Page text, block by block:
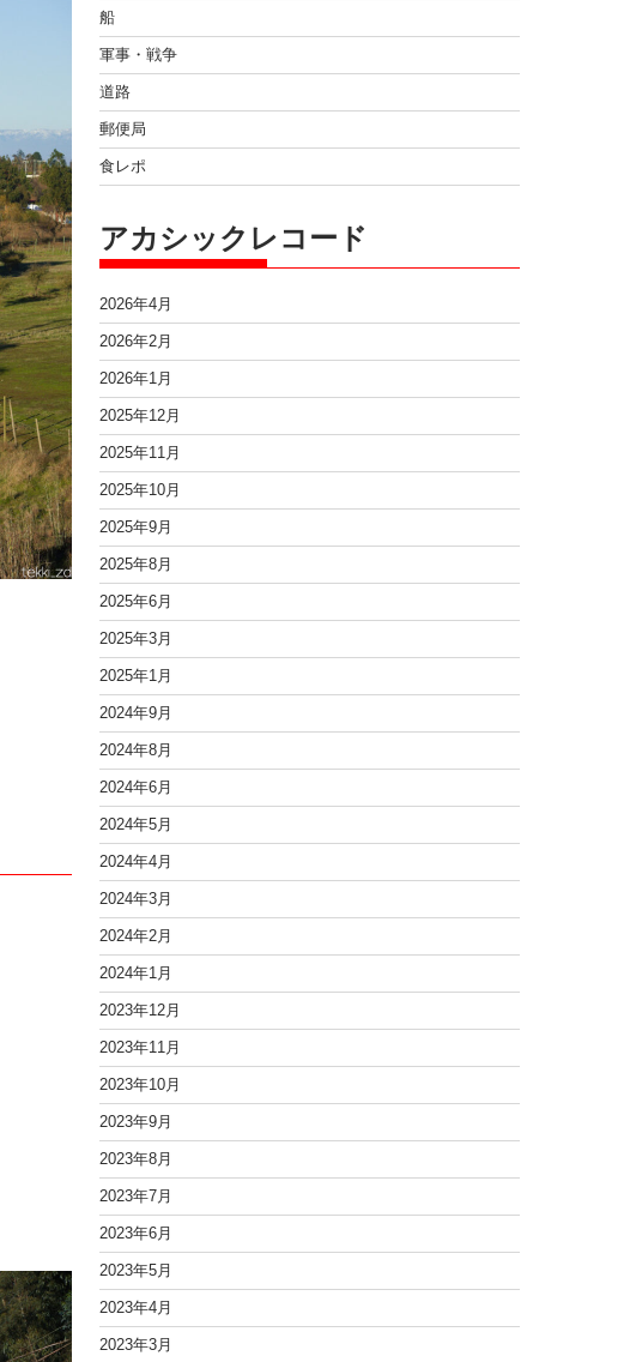
船
軍事・戦争
道路
郵便局
食レポ
アカシックレコード
2026年4月
2026年2月
2026年1月
2025年12月
2025年11月
2025年10月
2025年9月
2025年8月
2025年6月
2025年3月
2025年1月
2024年9月
2024年8月
2024年6月
2024年5月
2024年4月
2024年3月
2024年2月
2024年1月
2023年12月
2023年11月
2023年10月
2023年9月
2023年8月
2023年7月
2023年6月
2023年5月
2023年4月
2023年3月